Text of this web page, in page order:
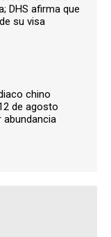
DHS afirma que
su visa
chino
de agosto